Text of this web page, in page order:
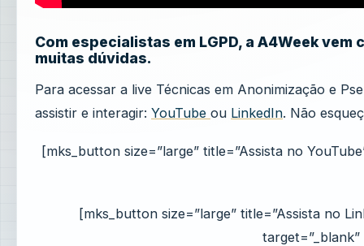
Com especialistas em LGPD, a A4Week
muitas dúvidas.
Para acessar a live Técnicas em Anonimização e
assistir e interagir: YouTube ou LinkedIn. Não
[mks_button size=”large” title=”Assista no
[mks_button size=”large” title=”Assista no